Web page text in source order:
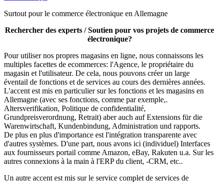
Surtout pour le commerce électronique en Allemagne
Rechercher des experts / Soutien pour vos projets de commerce
électronique?
Pour utiliser nos propres magasins en ligne, nous connaissons les
multiples facettes de ecommerces: l'Agence, le propriétaire du
magasin et l'utilisateur. De cela, nous pouvons créer un large
éventail de fonctions et de services au cours des dernières années.
L'accent est mis en particulier sur les fonctions et les magasins en
Allemagne (avec ses fonctions, comme par exemple,.
Altersverifikation, Politique de confidentialité,
Grundpreisverordnung, Retrait) aber auch auf Extensions für die
Warenwirtschaft, Kundenbindung, Administration und rapports.
De plus en plus d'importance est l'intégration transparente avec
d'autres systèmes. D'une part, nous avons ici (individuel) Interfaces
aux fournisseurs portail comme Amazon, eBay, Rakuten u.a. Sur les
autres connexions à la main à l'ERP du client, -CRM, etc..
Un autre accent est mis sur le service complet de services de